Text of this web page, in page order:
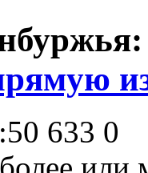
633 0